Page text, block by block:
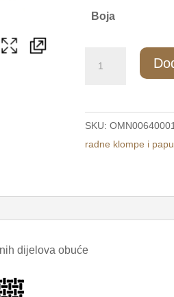
Boja
papuče
plave
/BI
SKU:OMN00640001
radne klompe i
dijelova obuće